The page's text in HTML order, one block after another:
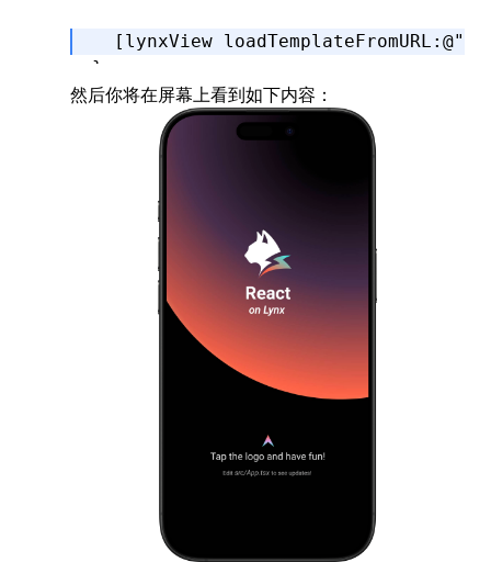
  [lynxView
loadTemplateFromURL :
}
然后你将在屏幕上看到如下内容：